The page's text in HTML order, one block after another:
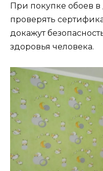
При покупке обоев
проверять
докажут
здоровья человека.